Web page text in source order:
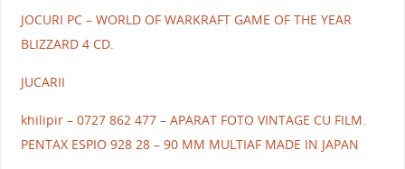
JOCURI PC – WORLD OF WARKRAFT GAME OF THE YEAR
BLIZZARD 4 CD.
JUCARII
khilipir – 0727 862 477 – APARAT FOTO VINTAGE CU FILM.
PENTAX ESPIO 928 28 – 90 MM MULTIAF MADE IN JAPAN